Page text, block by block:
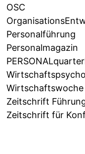
OSC
Personalführung
Personalmagazin
Wirtschaftswoche
Zeitschrift
Zeitschrift für